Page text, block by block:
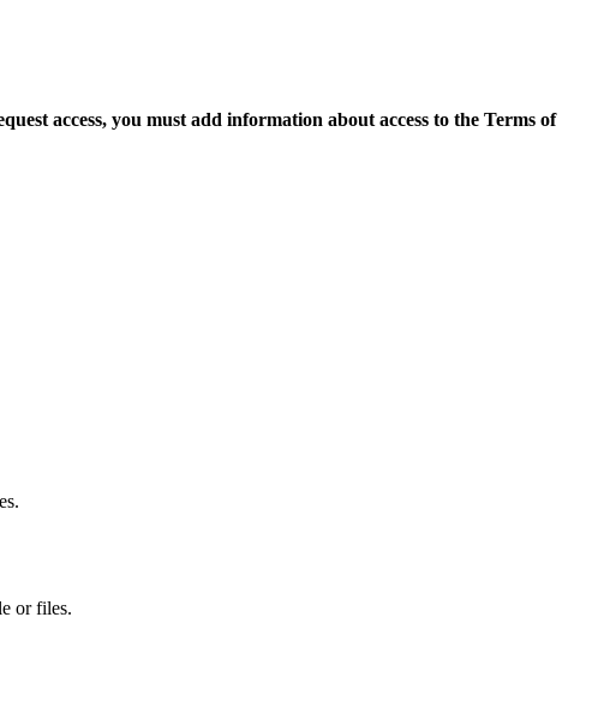
access, you must add information about access to the Terms of
or files.